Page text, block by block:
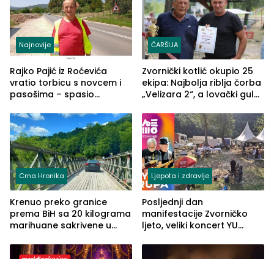
Najnovije
Rajko Pajić iz Roćevića
vratio torbicu s novcem i
pasošima – spasio
Grčkoj
ČARŠIJA
Zvornički kotlić okupio 25
ekipa: Najbolja riblja čorba
„Velizara 2“, a lovački gulaš
Crna Hronika
Krenuo preko granice
prema BiH sa 20 kilograma
marihuane sakrivene u
Ljepota i zdravlje
Posljednji dan
manifestacije Zvorničko
ljeto, veliki koncert YU
ove godine